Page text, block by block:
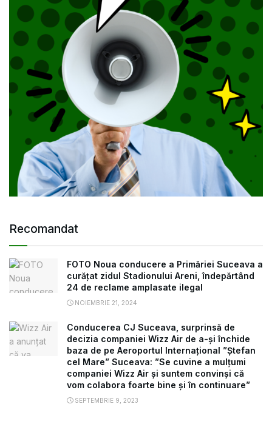
Recomandat
FOTO Noua conducere a Primăriei Suceava a
curățat zidul Stadionului Areni, îndepărtând
24 de reclame amplasate ilegal
NOIEMBRIE 21, 2024
Conducerea CJ Suceava, surprinsă de
decizia companiei Wizz Air de a-și închide
baza de pe Aeroportul Internațional ”Ștefan
cel Mare” Suceava: ”Se cuvine a mulțumi
companiei Wizz Air și suntem convinși că
vom colabora foarte bine și în continuare”
SEPTEMBRIE 9, 2023